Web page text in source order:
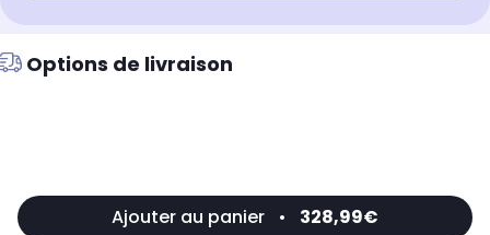
Options de livraison
Ajouter au panier • 328,99€